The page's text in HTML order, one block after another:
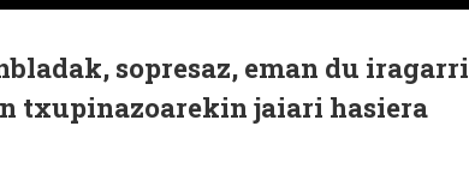
sopresaz, eman du iragarri
txupinazoarekin jaiari hasiera